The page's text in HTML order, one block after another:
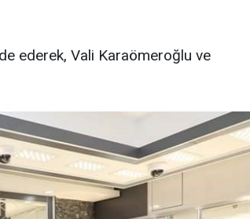
ederek, Vali Karaömeroğlu ve